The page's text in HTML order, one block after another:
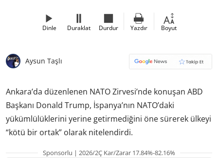
Dinle Duraklat Durdur Yazdır Boyut
Aysun Taşlı
Ankara’da düzenlenen NATO Zirvesi’nde konuşan ABD
Başkanı Donald Trump, İspanya’nın NATO’daki
yükümlülüklerini yerine getirmediğini öne sürerek ülkeyi
“kötü bir ortak” olarak nitelendirdi.
Sponsorlu | 2026/2Ç Kar/Zarar 17.84%-82.16%